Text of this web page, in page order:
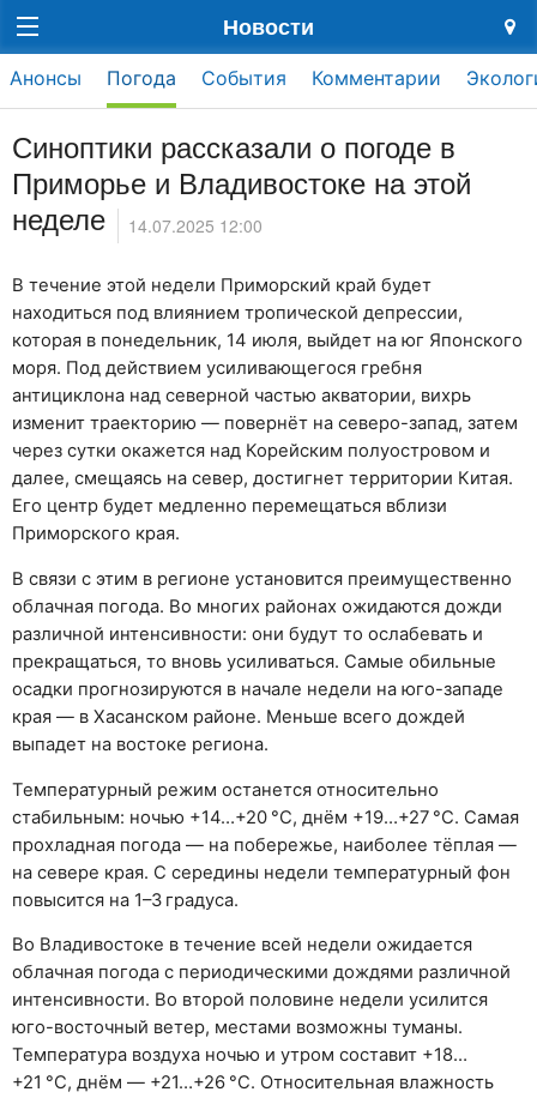
Новости
Анонсы Погода События Комментарии
Синоптики рассказали о погоде в
Приморье и Владивостоке на этой
неделе
14.07.2025 12:00
В течение этой недели Приморский край будет
находиться под влиянием тропической депрессии,
которая в понедельник, 14 июля, выйдет на юг Японского
моря. Под действием усиливающегося гребня
антициклона над северной частью акватории, вихрь
изменит траекторию — повернёт на северо-запад, затем
через сутки окажется над Корейским полуостровом и
далее, смещаясь на север, достигнет территории Китая.
Его центр будет медленно перемещаться вблизи
Приморского края.
В связи с этим в регионе установится преимущественно
облачная погода. Во многих районах ожидаются дожди
различной интенсивности: они будут то ослабевать и
прекращаться, то вновь усиливаться. Самые обильные
осадки прогнозируются в начале недели на юго-западе
края — в Хасанском районе. Меньше всего дождей
выпадет на востоке региона.
Температурный режим останется относительно
стабильным: ночью +14…+20 °C, днём +19…+27 °C. Самая
прохладная погода — на побережье, наиболее тёплая —
на севере края. С середины недели температурный фон
повысится на 1–3 градуса.
Во Владивостоке в течение всей недели ожидается
облачная погода с периодическими дождями различной
интенсивности. Во второй половине недели усилится
юго-восточный ветер, местами возможны туманы.
Температура воздуха ночью и утром составит +18…
+21 °C, днём — +21…+26 °C. Относительная влажность